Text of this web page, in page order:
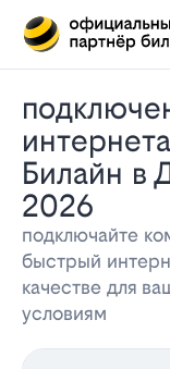
Подключение домашнего
Билайн в
2026
подключайте
быстрый
качестве для
условиям